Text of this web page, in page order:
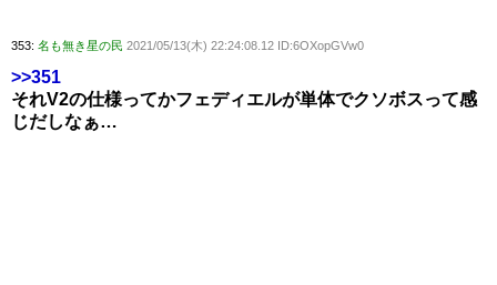
353: 名も無き星の民 2021/05/13(木) 22:24:08.12 ID:6OXopGVw0
>>351
それV2の仕様ってかフェディエルが単体でクソボスって感
じだしなぁ…